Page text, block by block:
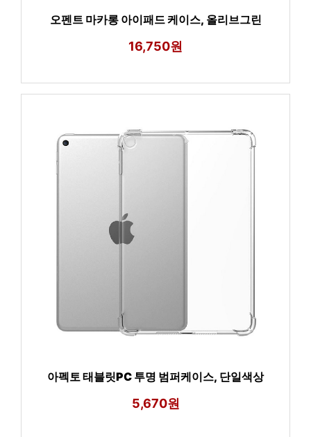
오펜트 마카롱 아이패드 케이스, 올리브그린
16,750원
아펙토 태블릿PC 투명 범퍼케이스, 단일색상
5,670원